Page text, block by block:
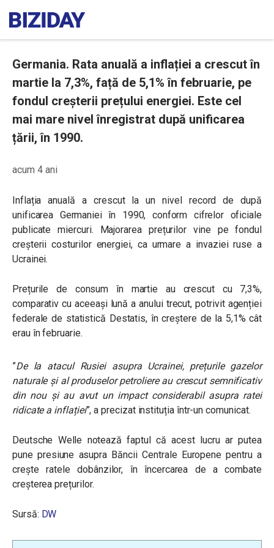
Germania. Rata anuală a inflației a crescut în
martie la 7,3%, față de 5,1% în februarie, pe
fondul creșterii prețului energiei. Este cel
mai mare nivel înregistrat după unificarea
țării, în 1990.
acum 4 ani
Inflația anuală a crescut la un nivel record de după
unificarea Germaniei în 1990, conform cifrelor oficiale
publicate miercuri. Majorarea prețurilor vine pe fondul
creșterii costurilor energiei, ca urmare a invaziei ruse a
Ucrainei.
Prețurile de consum în martie au crescut cu 7,3%,
comparativ cu aceeași lună a anului trecut, potrivit agenției
federale de statistică Destatis, în creștere de la 5,1% cât
erau în februarie.
”De la atacul Rusiei asupra Ucrainei, prețurile gazelor
naturale și al produselor petroliere au crescut semnificativ
din nou și au avut un impact considerabil asupra ratei
ridicate a inflației”, a precizat instituția într-un comunicat.
Deutsche Welle notează faptul că acest lucru ar putea
pune presiune asupra Băncii Centrale Europene pentru a
crește ratele dobânzilor, în încercarea de a combate
creșterea prețurilor.
Sursă: DW